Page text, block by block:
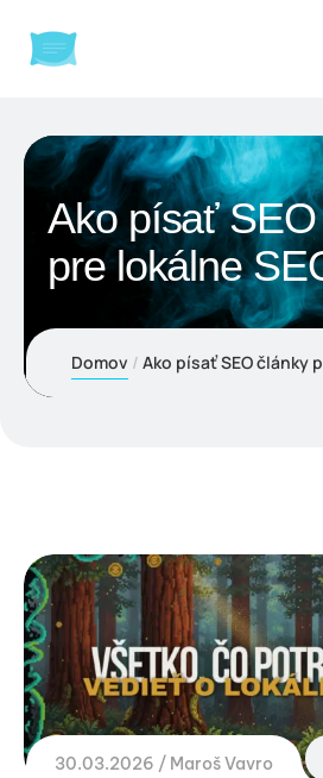
Ako písať
pre lokálne
Domov Ako písať SEO články
30.03.2026 Maroš Vavro